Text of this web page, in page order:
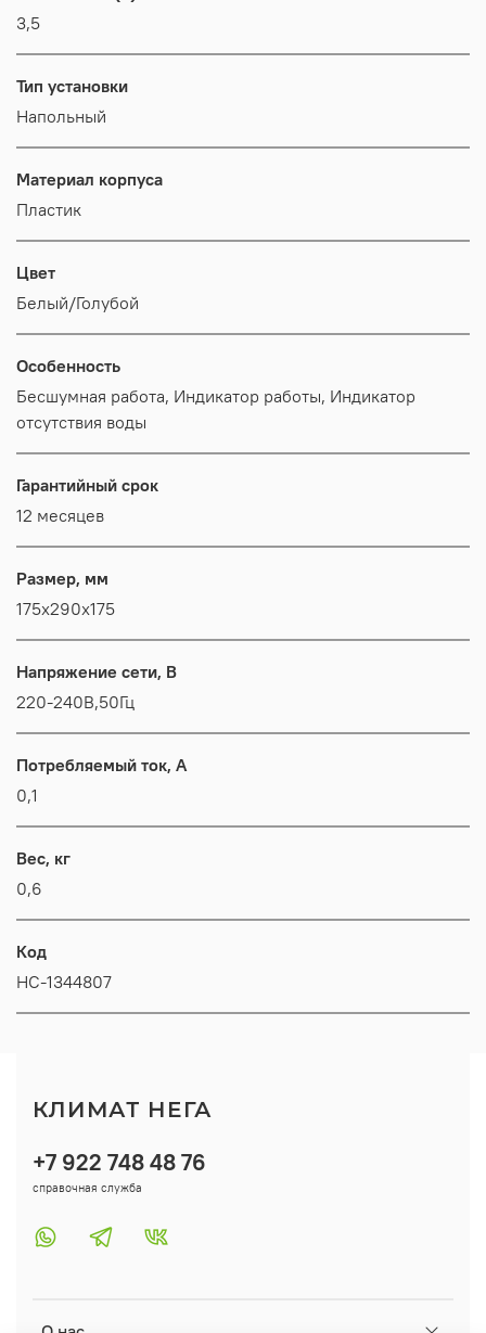
3,5
Тип установки
Напольный
Материал корпуса
Пластик
Цвет
Белый/Голубой
Особенность
Бесшумная работа, Индикатор работы, Индикатор
отсутствия воды
Гарантийный срок
12 месяцев
Размер, мм
175x290x175
Напряжение сети, В
220-240В,50Гц
Потребляемый ток, А
0,1
Вес, кг
0,6
Код
НС-1344807
+7 922 748 48 76
справочная служба
КЛИМАТ НЕГА